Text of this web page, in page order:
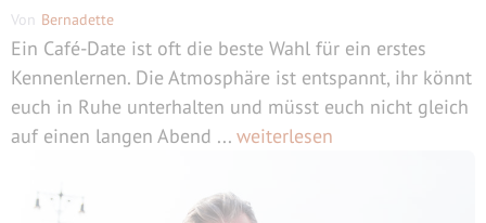
Von Bernadette
Ein Café-Date ist oft die beste Wahl für ein erstes
Kennenlernen. Die Atmosphäre ist entspannt, ihr könnt
euch in Ruhe unterhalten und müsst euch nicht gleich
auf einen langen Abend ... weiterlesen